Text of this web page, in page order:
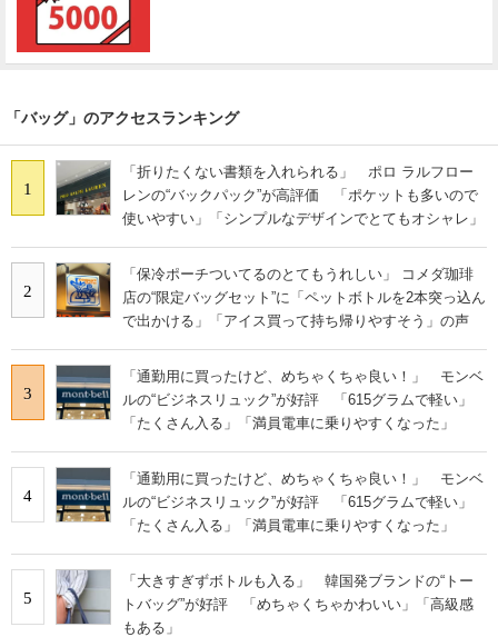
「バッグ」のアクセスランキング
1
「折りたくない書類を入れられる」 ポロ ラルフロー
レンの“バックパック”が高評価 「ポケットも多いので
使いやすい」「シンプルなデザインでとてもオシャレ」
2
「保冷ポーチついてるのとてもうれしい」 コメダ珈琲
店の“限定バッグセット”に「ペットボトルを2本突っ込ん
で出かける」「アイス買って持ち帰りやすそう」の声
3
「通勤用に買ったけど、めちゃくちゃ良い！」 モンベ
ルの“ビジネスリュック”が好評 「615グラムで軽い」
「たくさん入る」「満員電車に乗りやすくなった」
4
「通勤用に買ったけど、めちゃくちゃ良い！」 モンベ
ルの“ビジネスリュック”が好評 「615グラムで軽い」
「たくさん入る」「満員電車に乗りやすくなった」
5
「大きすぎずボトルも入る」 韓国発ブランドの“トー
トバッグ”が好評 「めちゃくちゃかわいい」「高級感
もある」